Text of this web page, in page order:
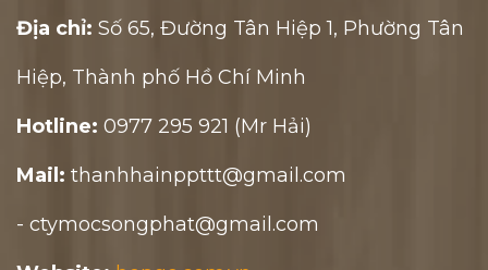
Địa chỉ: Số 65, Đường Tân Hiệp 1, Phường Tân
Hiệp, Thành phố Hồ Chí Minh
Hotline: 0977 295 921 (Mr Hải)
Mail: thanhhainppttt@gmail.com
- ctymocsongphat@gmail.com